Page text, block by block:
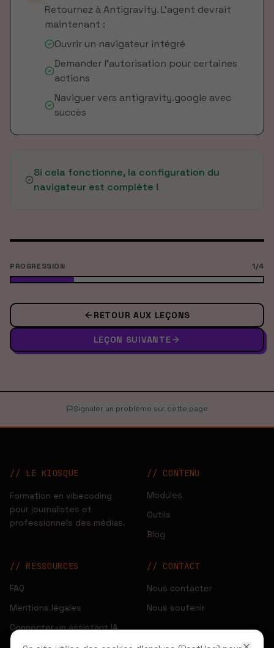
Retournez à Antigravity. L'agent devrait
maintenant :
Ouvrir un navigateur intégré
Demander l'autorisation pour certaines
actions
Naviguer vers antigravity.google avec
succès
Si cela fonctionne, la configuration du
navigateur est complète !
PROGRESSION 1/4
RETOUR AUX LEÇONS
LEÇON SUIVANTE
Signaler un problème sur cette page
// LE KIOSQUE
Formation en vibecoding
pour journalistes et
professionnels des médias.
// CONTENU
Modules
Outils
Blog
// RESSOURCES
FAQ
Mentions légales
Connecter un assistant IA
// CONTACT
Nous contacter
Nous soutenir